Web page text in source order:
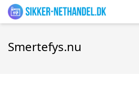
Smertefys.nu